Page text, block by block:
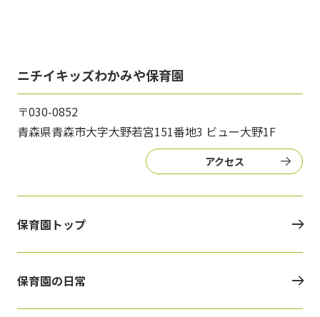
ニチイキッズわかみや保育園
〒030-0852
青森県青森市大字大野若宮151番地3 ビュー大野1F
アクセス
保育園トップ
保育園の日常